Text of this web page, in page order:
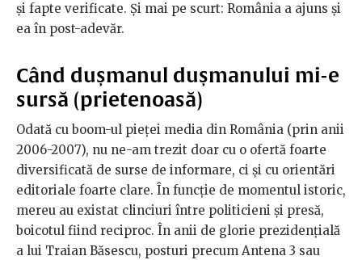
și fapte verificate. Și mai pe scurt: România a ajuns și
ea în post-adevăr.
Când dușmanul dușmanului mi-e
sursă (prietenoasă)
Odată cu boom-ul pieței media din România (prin anii
2006-2007), nu ne-am trezit doar cu o ofertă foarte
diversificată de surse de informare, ci și cu orientări
editoriale foarte clare. În funcție de momentul istoric,
mereu au existat clinciuri între politicieni și presă,
boicotul fiind reciproc. În anii de glorie prezidențială
a lui Traian Băsescu, posturi precum Antena 3 sau